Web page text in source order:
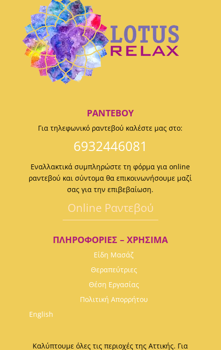
ΡΑΝΤΕΒΟΎ
Για τηλεφωνικό ραντεβού καλέστε μας στο:
6932446081
Εναλλακτικά συμπληρώστε τη φόρμα για online
ραντεβού και σύντομα θα επικοινωνήσουμε μαζί
σας για την επιβεβαίωση.
Οnline Ραντεβού
ΠΛΗΡΟΦΟΡΊΕΣ – ΧΡΉΣΙΜΑ
Είδη Μασάζ
Θεραπεύτριες
Θέση Εργασίας
Πολιτική Απορρήτου
English
Καλύπτουμε όλες τις περιοχές της Αττικής. Για